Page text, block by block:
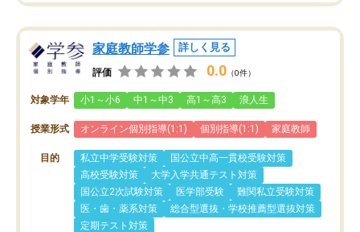
家庭教師学参 詳しく見る
評価 0.0 （0件）
対象学年 小1～小6 中1～中3 高1～高3 浪人生
授業形式 オンライン個別指導(1:1) 個別指導(1:1) 家庭教師
目的 私立中学受験対策
国公立中高一貫校受験対策
高校受験対策
大学入学共通テスト対策
国公立2次試験対策
医学部受験
難関私立受験対策
医・歯・薬系対策
総合型選抜・学校推薦型選抜対策
定期テスト対策